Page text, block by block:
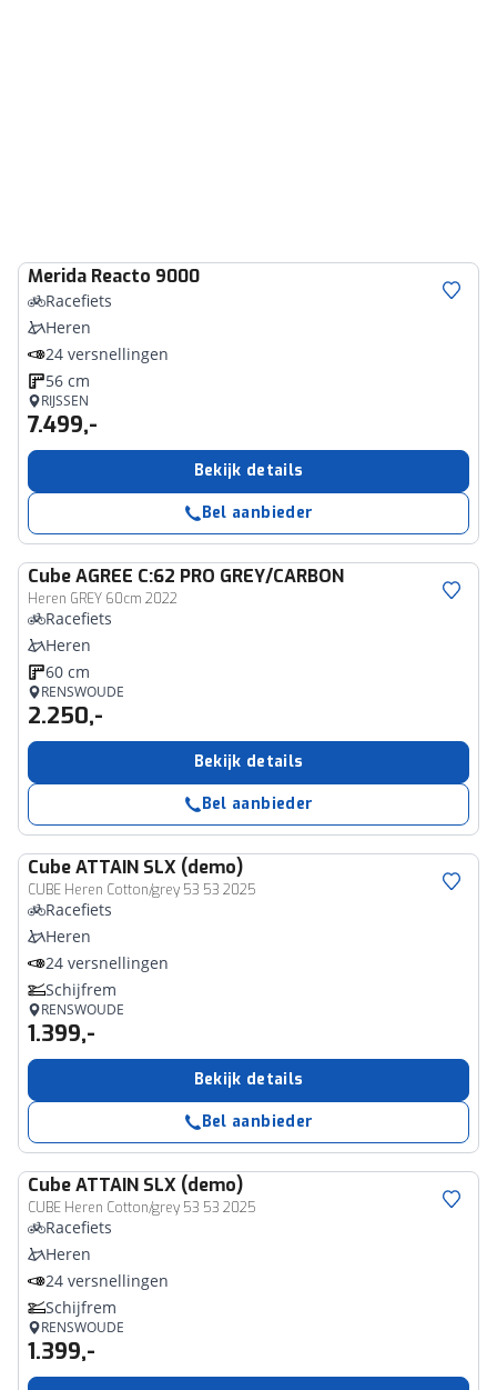
Merida Reacto 9000
Racefiets
Heren
24 versnellingen
56 cm
RIJSSEN
7.499,-
Bekijk details
Bel aanbieder
CubeAGREE C:62 PRO GREY/CARBON
Heren GREY 60cm 2022
Racefiets
Heren
60 cm
RENSWOUDE
2.250,-
Bekijk details
Bel aanbieder
CubeATTAIN SLX (demo)
CUBE Heren Cotton/grey 53 53 2025
Racefiets
Heren
24 versnellingen
Schijfrem
RENSWOUDE
1.399,-
Bekijk details
Bel aanbieder
CubeATTAIN SLX (demo)
CUBE Heren Cotton/grey 53 53 2025
Racefiets
Heren
24 versnellingen
Schijfrem
RENSWOUDE
1.399,-